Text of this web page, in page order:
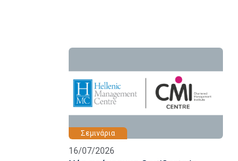
Σεμινάρια
16/07/2026